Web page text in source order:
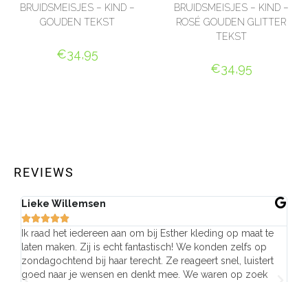
BRUIDSMEISJES – KIND –
GOUDEN TEKST
€34,95
BRUIDSMEISJES – KIND –
ROSÉ GOUDEN GLITTER
TEKST
€34,95
REVIEWS
Lieke Willemsen

Ik raad het iedereen aan om bij Esther kleding op maat te
laten maken. Zij is echt fantastisch! We konden zelfs op
zondagochtend bij haar terecht. Ze reageert snel, luistert
goed naar je wensen en denkt mee. We waren op zoek